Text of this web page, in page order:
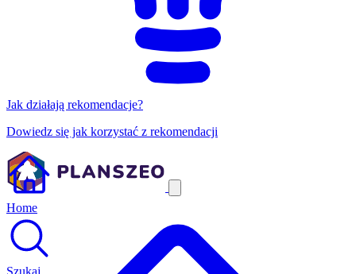
Jak działają rekomendacje?
Dowiedz się jak korzystać z rekomendacji
Home
Szukaj